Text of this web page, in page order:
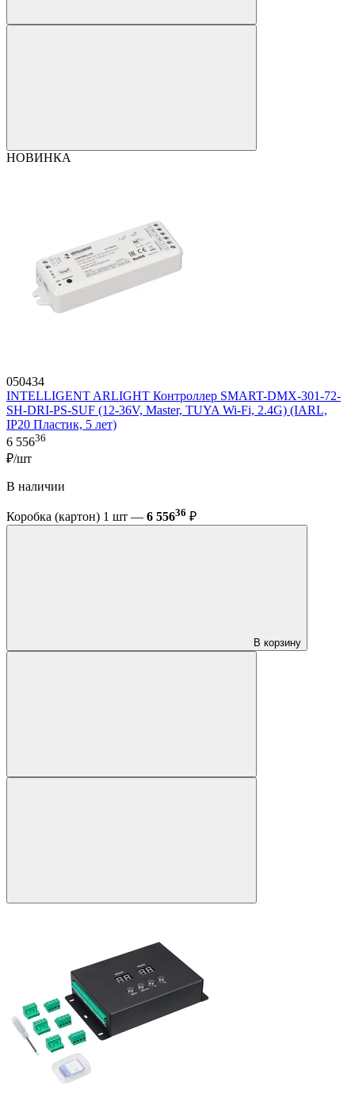
НОВИНКА
050434
INTELLIGENT ARLIGHT Контроллер SMART-DMX-301-72-
SH-DRI-PS-SUF (12-36V, Master, TUYA Wi-Fi, 2.4G) (IARL,
IP20 Пластик, 5 лет)
6 55636
₽/шт
В наличии
Коробка (картон) 1 шт — 6 55636 ₽
В корзину